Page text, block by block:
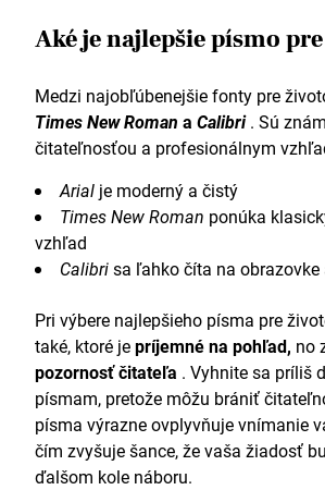
Aké je najlepšie písmo
Medzi najobľúbenejšie fonty pre
Times New Roman a Calibri. Sú
čitateľnosťou a profesionálnym
Arial je moderný a čistý
Times New Roman ponúka
vzhľad
Calibrisa ľahko číta na obrazovke
Pri výbere najlepšieho písma pre
také, ktoré jepríjemné na pohľad, no
pozornosť čitateľa . Vyhnite sa príliš
písmam, pretože môžu brániť
písma výrazne ovplyvňuje vnímanie
čím zvyšuje šance, že vaša žiadosť
ďalšom kole náboru.